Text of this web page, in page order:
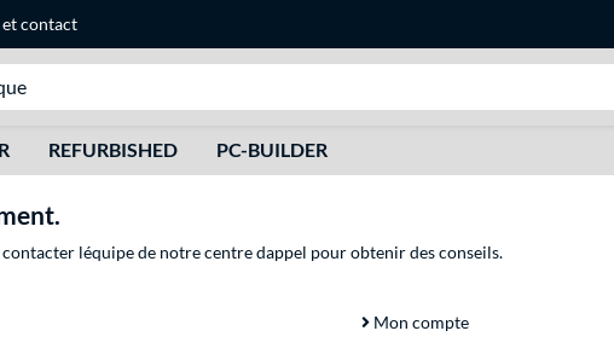
etcontact
REFURBISHED PC-BUILDER
léquipe de notre centre dappel pour obtenir des conseils.
Mon compte